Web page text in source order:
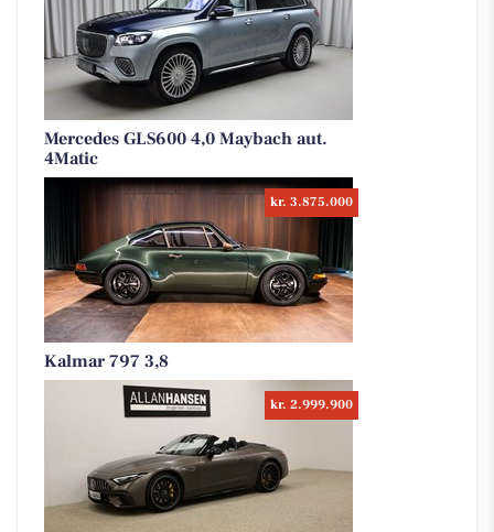
Mercedes GLS600 4,0 Maybach aut.
4Matic
kr. 3.875.000
Kalmar 797 3,8
kr. 2.999.900